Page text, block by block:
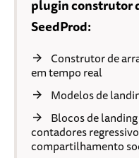
plugin construtor
SeedProd:
Construtor de
em tempo real
Modelos de
Blocos de
contadores
compartilhamento